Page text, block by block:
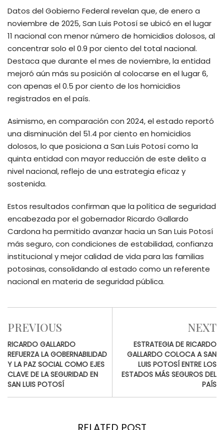
Datos del Gobierno Federal revelan que, de enero a
noviembre de 2025, San Luis Potosí se ubicó en el lugar
11 nacional con menor número de homicidios dolosos, al
concentrar solo el 0.9 por ciento del total nacional.
Destaca que durante el mes de noviembre, la entidad
mejoró aún más su posición al colocarse en el lugar 6,
con apenas el 0.5 por ciento de los homicidios
registrados en el país.
Asimismo, en comparación con 2024, el estado reportó
una disminución del 51.4 por ciento en homicidios
dolosos, lo que posiciona a San Luis Potosí como la
quinta entidad con mayor reducción de este delito a
nivel nacional, reflejo de una estrategia eficaz y
sostenida.
Estos resultados confirman que la política de seguridad
encabezada por el gobernador Ricardo Gallardo
Cardona ha permitido avanzar hacia un San Luis Potosí
más seguro, con condiciones de estabilidad, confianza
institucional y mejor calidad de vida para las familias
potosinas, consolidando al estado como un referente
nacional en materia de seguridad pública.
PREVIOUS
RICARDO GALLARDO
REFUERZA LA GOBERNABILIDAD
Y LA PAZ SOCIAL COMO EJES
CLAVE DE LA SEGURIDAD EN
SAN LUIS POTOSÍ
NEXT
ESTRATEGIA DE RICARDO
GALLARDO COLOCA A SAN
LUIS POTOSÍ ENTRE LOS
ESTADOS MÁS SEGUROS DEL
PAÍS